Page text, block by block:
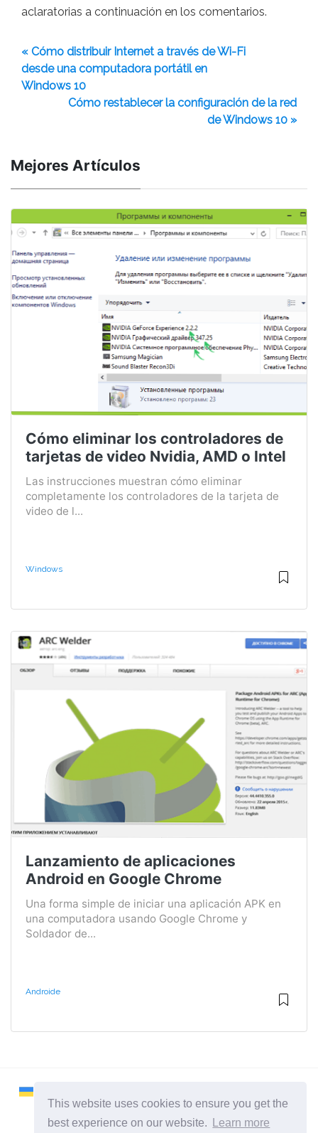
This website uses cookies to ensure you get the
best experience on our website.
Learn more
aclaratorias a continuación en los comentarios.
« Cómo distribuir Internet a través de Wi-Fi
desde una computadora portátil en
Windows 10
Cómo restablecer la configuración de la red
de Windows 10 »
Mejores Artículos
Cómo eliminar los controladores de
tarjetas de video Nvidia, AMD o Intel
Las instrucciones muestran cómo eliminar
completamente los controladores de la tarjeta de
video de l...
Windows
Lanzamiento de aplicaciones
Android en Google Chrome
Una forma simple de iniciar una aplicación APK en
una computadora usando Google Chrome y
Soldador de...
Androide